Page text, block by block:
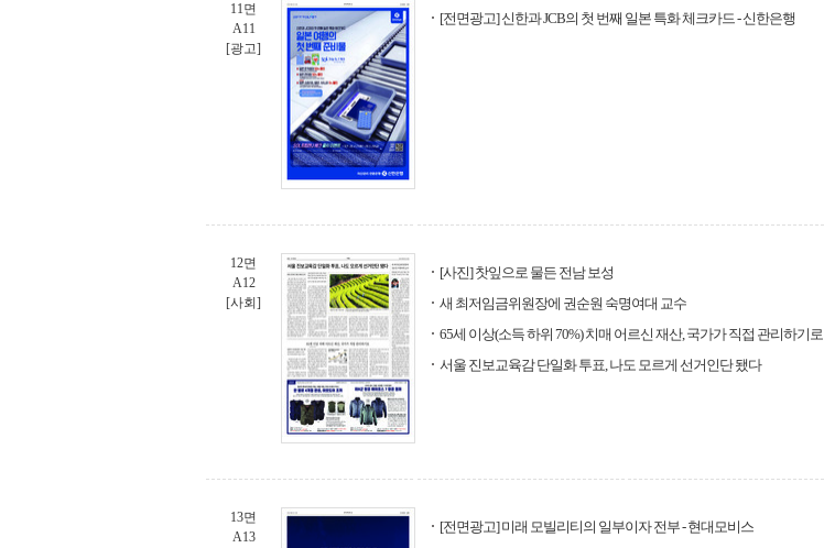
11면
A11
[광고]
[전면광고] 신한과 JCB의 첫 번째 일본 특화 체크카드 - 신한은행
12면
A12
[사회]
[사진] 찻잎으로 물든 전남 보성
새 최저임금위원장에 권순원 숙명여대 교수
65세 이상(소득 하위 70%) 치매 어르신 재산, 국가가 직접 관리하기로
서울 진보교육감 단일화 투표, 나도 모르게 선거인단 됐다
13면
A13
[전면광고] 미래 모빌리티의 일부이자 전부 - 현대모비스